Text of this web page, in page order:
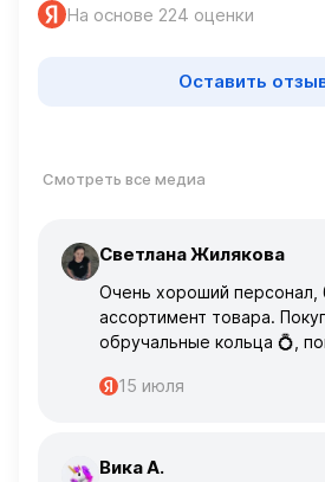
На основе 224 оценки
Оставить
Смотреть все медиа
С Светлана Жилякова
Очень хороший персонал,
ассортимент товара.
обручальные кольца 💍,
15 июля
В Вика А.